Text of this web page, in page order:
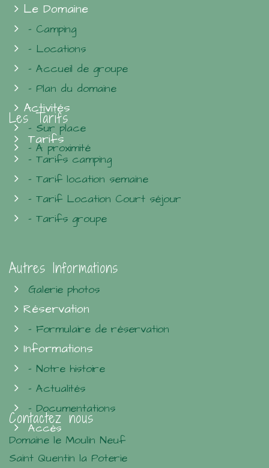
Le Domaine
- Camping
- Locations
- Accueil de groupe
- Plan du domaine
Activités
- Sur place
- À proximité
Les Tarifs
Tarifs
- Tarifs camping
- Tarif location semaine
- Tarif Location Court séjour
- Tarifs groupe
Autres Informations
Galerie photos
Réservation
- Formulaire de réservation
Informations
- Notre histoire
- Actualités
- Documentations
Accès
Contactez nous
Domaine le Moulin Neuf
Saint Quentin la Poterie